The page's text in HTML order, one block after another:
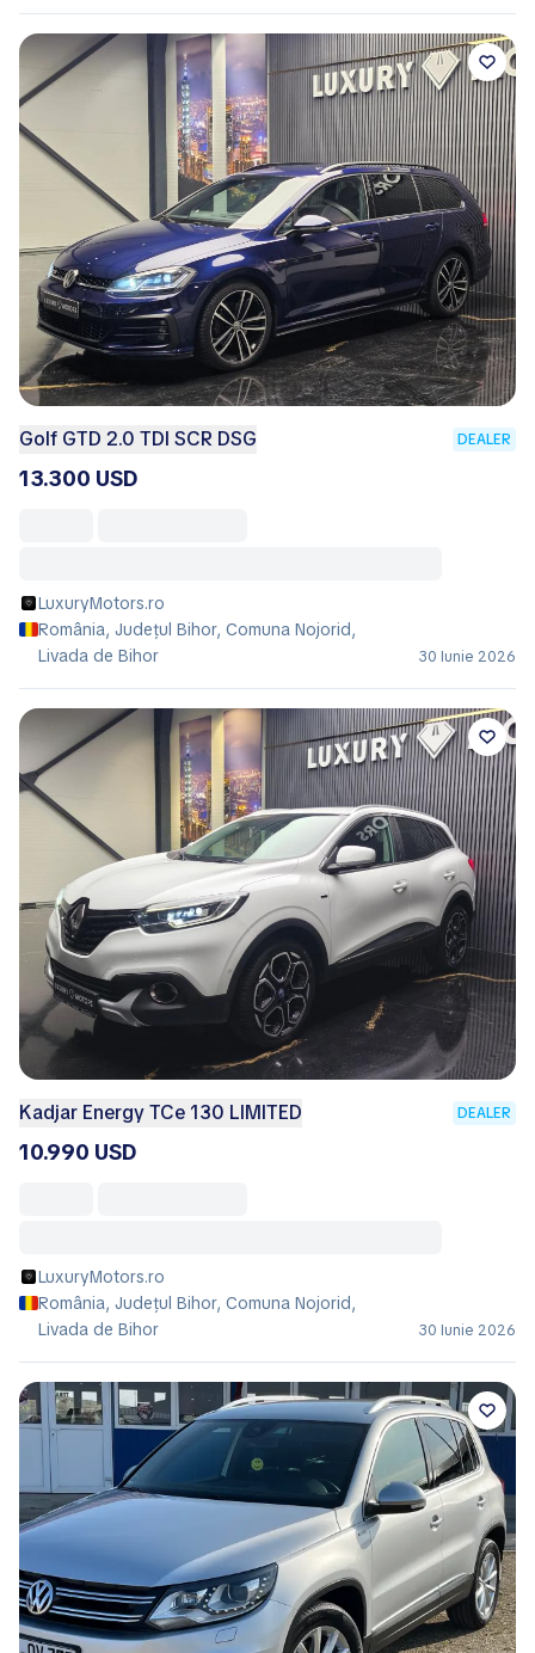
Golf GTD 2.0 TDI SCR DSG DEALER
13.300 USD
LuxuryMotors.ro
România, Județul Bihor, Comuna Nojorid,
Livada de Bihor
30 Iunie 2026
Kadjar Energy TCe 130 LIMITED DEALER
10.990 USD
LuxuryMotors.ro
România, Județul Bihor, Comuna Nojorid,
Livada de Bihor
30 Iunie 2026